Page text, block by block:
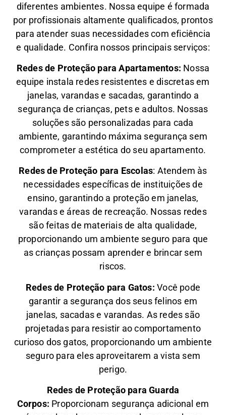
diferentes ambientes. Nossa equipe é formada
por profissionais altamente qualificados, prontos
para atender suas necessidades com eficiência
e qualidade. Confira nossos principais serviços:
Redes de Proteção para Apartamentos: Nossa
equipe instala redes resistentes e discretas em
janelas, varandas e sacadas, garantindo a
segurança de crianças, pets e adultos. Nossas
soluções são personalizadas para cada
ambiente, garantindo máxima segurança sem
comprometer a estética do seu apartamento.
Redes de Proteção para Escolas: Atendem às
necessidades específicas de instituições de
ensino, garantindo a proteção em janelas,
varandas e áreas de recreação. Nossas redes
são feitas de materiais de alta qualidade,
proporcionando um ambiente seguro para que
as crianças possam aprender e brincar sem
riscos.
Redes de Proteção para Gatos: Você pode
garantir a segurança dos seus felinos em
janelas, sacadas e varandas. As redes são
projetadas para resistir ao comportamento
curioso dos gatos, proporcionando um ambiente
seguro para eles aproveitarem a vista sem
perigo.
Redes de Proteção para Guarda
Corpos: Proporcionam segurança adicional em